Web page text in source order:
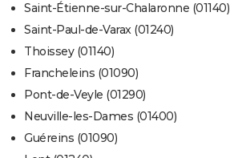
Saint-Étienne-sur-Chalaronne (01140)
Saint-Paul-de-Varax (01240)
Thoissey (01140)
Francheleins (01090)
Pont-de-Veyle (01290)
Neuville-les-Dames (01400)
Guéreins (01090)